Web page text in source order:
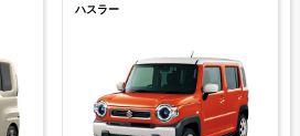
ハスラー